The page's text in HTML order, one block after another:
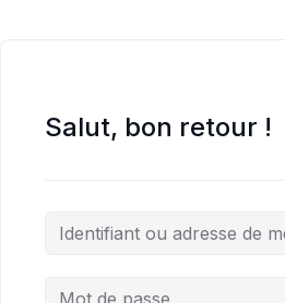
Salut, bon retour !